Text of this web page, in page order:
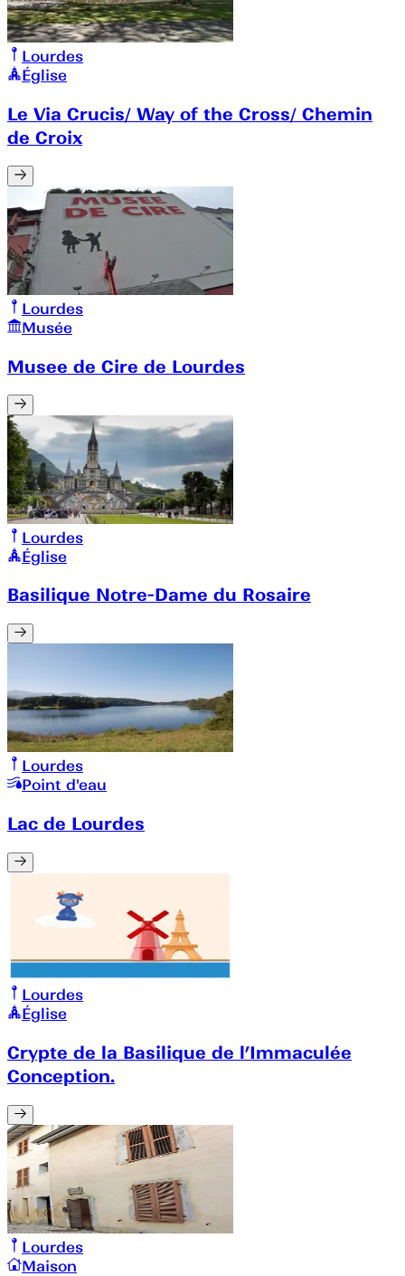
Lourdes
Église
Le Via Crucis/ Way of the Cross/ Chemin
de Croix
Lourdes
Musée
Musee de Cire de Lourdes
Lourdes
Église
Basilique Notre-Dame du Rosaire
Lourdes
Point d'eau
Lac de Lourdes
Lourdes
Église
Crypte de la Basilique de l’Immaculée
Conception.
Lourdes
Maison